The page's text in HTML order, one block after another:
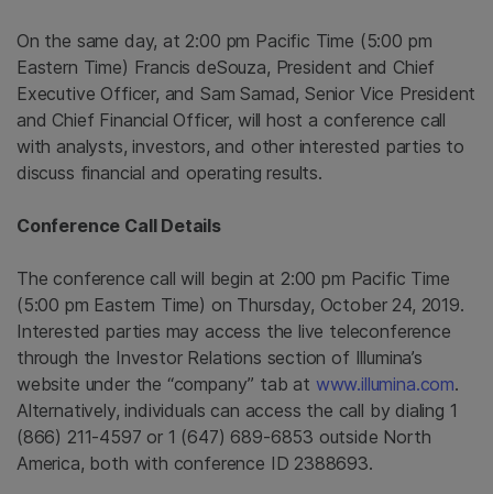
On the same day, at 2:00 pm Pacific Time (5:00 pm
Eastern Time) Francis deSouza, President and Chief
Executive Officer, and Sam Samad, Senior Vice President
and Chief Financial Officer, will host a conference call
with analysts, investors, and other interested parties to
discuss financial and operating results.
Conference Call Details
The conference call will begin at 2:00 pm Pacific Time
(5:00 pm Eastern Time) on Thursday, October 24, 2019.
Interested parties may access the live teleconference
through the Investor Relations section of Illumina’s
website under the “company” tab at www.illumina.com.
Alternatively, individuals can access the call by dialing 1
(866) 211-4597 or 1 (647) 689-6853 outside North
America, both with conference ID 2388693.